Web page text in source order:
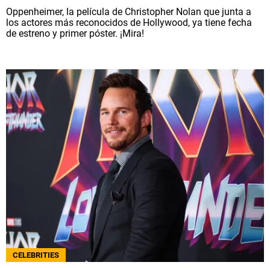
Oppenheimer, la película de Christopher Nolan que junta a
los actores más reconocidos de Hollywood, ya tiene fecha
de estreno y primer póster. ¡Mira!
CELEBRITIES